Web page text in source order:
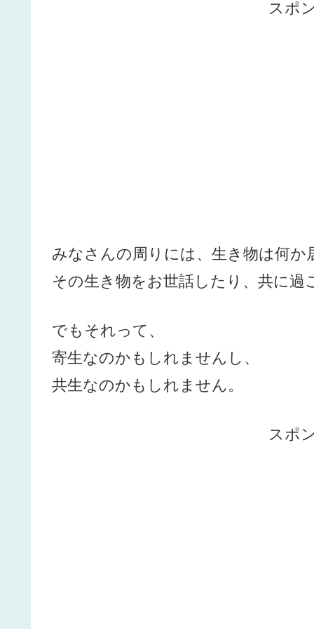
スポ
みなさんの周りには、生き物は何か
その生き物をお世話したり、共に過
でもそれって、
寄生なのかもしれませんし、
共生なのかもしれません。
スポ